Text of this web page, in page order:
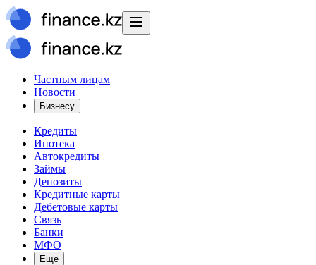
Частным лицам
Новости
Бизнесу
Кредиты
Ипотека
Автокредиты
Займы
Депозиты
Кредитные карты
Дебетовые карты
Связь
Банки
МФО
Еще